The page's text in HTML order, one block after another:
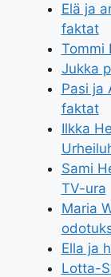
Elä ja
faktat
Tommi
Jukka
Pasi ja
faktat
Ilkka
Sami
TV-ura
Maria
Ella ja
Lotta-